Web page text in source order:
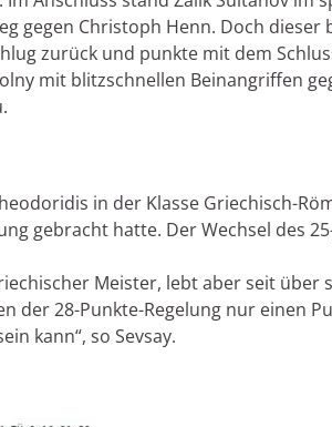
gegen Christoph Henn. Doch dieser
zurück und punkte mit dem
mit blitzschnellen Beinangriffen
in der Klasse Griechisch-
gebracht hatte. Der Wechsel des
Meister, lebt aber seit über
der 28-Punkte-Regelung nur einen
kann“, so Sevsay.